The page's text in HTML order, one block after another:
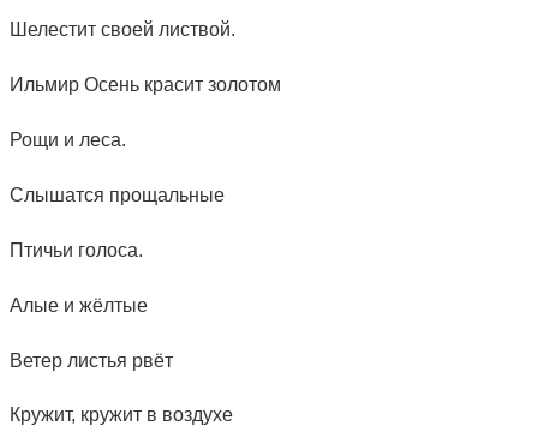
Шелестит своей листвой.
Ильмир Осень красит золотом
Рощи и леса.
Слышатся прощальные
Птичьи голоса.
Алые и жёлтые
Ветер листья рвёт
Кружит, кружит в воздухе